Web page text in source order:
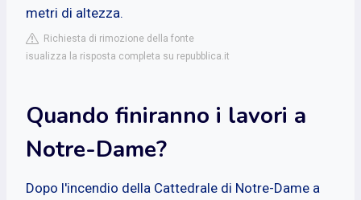
metri di altezza.
Richiesta di rimozione della fonte
isualizza la risposta completa su repubblica.it
Quando finiranno i lavori a
Notre-Dame?
Dopo l'incendio della Cattedrale di Notre-Dame a